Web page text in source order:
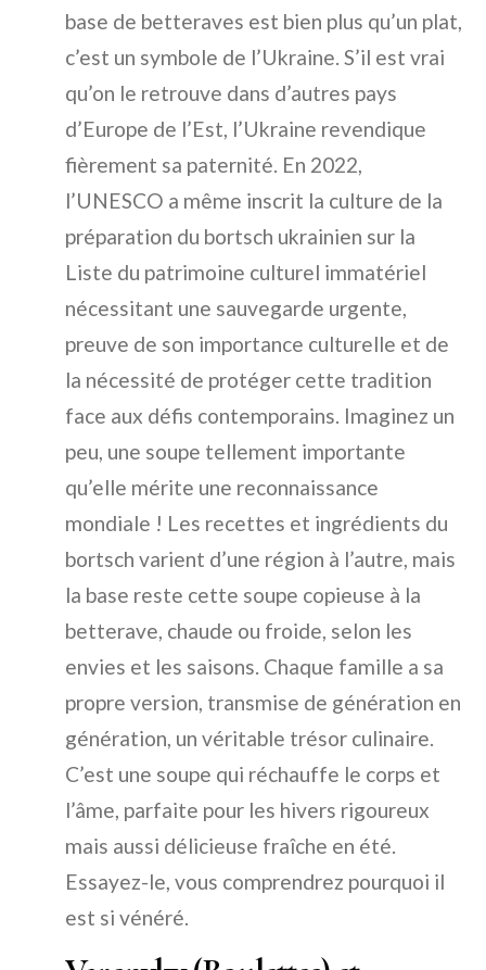
base de betteraves est bien plus qu’un plat,
c’est un symbole de l’Ukraine. S’il est vrai
qu’on le retrouve dans d’autres pays
d’Europe de l’Est, l’Ukraine revendique
fièrement sa paternité. En 2022,
l’UNESCO a même inscrit la culture de la
préparation du bortsch ukrainien sur la
Liste du patrimoine culturel immatériel
nécessitant une sauvegarde urgente,
preuve de son importance culturelle et de
la nécessité de protéger cette tradition
face aux défis contemporains. Imaginez un
peu, une soupe tellement importante
qu’elle mérite une reconnaissance
mondiale ! Les recettes et ingrédients du
bortsch varient d’une région à l’autre, mais
la base reste cette soupe copieuse à la
betterave, chaude ou froide, selon les
envies et les saisons. Chaque famille a sa
propre version, transmise de génération en
génération, un véritable trésor culinaire.
C’est une soupe qui réchauffe le corps et
l’âme, parfaite pour les hivers rigoureux
mais aussi délicieuse fraîche en été.
Essayez-le, vous comprendrez pourquoi il
est si vénéré.